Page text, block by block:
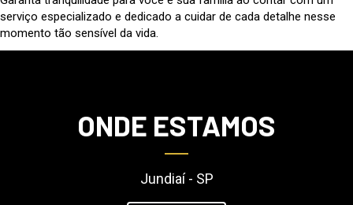
serviço especializado e dedicado a cuidar de cada detalhe nesse
momento tão sensível da vida.
ONDE ESTAMOS
Jundiaí - SP